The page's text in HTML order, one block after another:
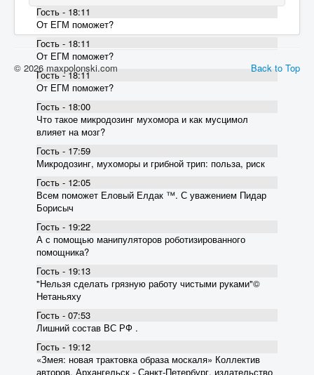
Гость - 18:11
От ЕГМ поможет?
Гость - 18:11
От ЕГМ поможет?
Гость - 18:11
От ЕГМ поможет?
Гость - 18:00
Что такое микродозинг мухомора и как мусцимол
влияет на мозг?
Гость - 17:59
Микродозинг, мухоморы и грибной трип: польза, риск
Гость - 12:05
Всем поможет Еловый Елдак ™. С уважением Пидар
Борисыч
Гость - 19:22
А с помощью манипуляторов роботизированного
помощника?
Гость - 19:13
"Нельзя сделать грязную работу чистыми руками"©
Нетаньяху
Гость - 07:53
Лишний состав ВС РФ .
Гость - 19:12
«Змея: новая трактовка образа москаля» Коллектив
авторов. Архангельск - Санкт-Петербург, издательство
Back to Top
© 2026 maxpolonski.com